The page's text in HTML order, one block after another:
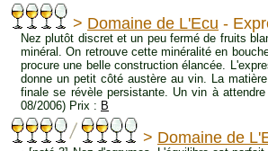
> Domaine de L'Ecu -
Nez plutôt discret et un peu fermé de fruits
minéral. On retrouve cette minéralité en
procure une belle construction élancée.
donne un petit côté austère au vin. La
finale se révèle persistante. Un vin à
08/2006) Prix : B
> Domaine de